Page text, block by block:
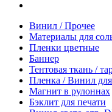
Винил / Прочее
Материалы для
Пленки цветные
Баннер
Тентовая ткань /
Пленка / Винил
Магнит в рулоннах
Бэклит для печати